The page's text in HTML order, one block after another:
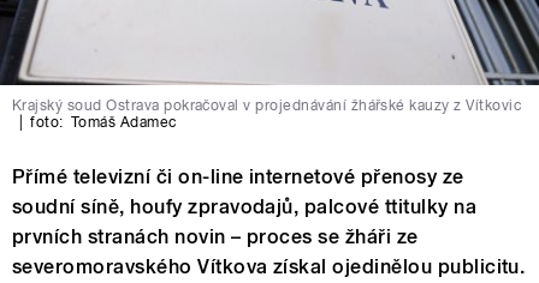
Krajský soud Ostrava pokračoval v projednávání žhářské kauzy z Vítkovic
foto: Tomáš Adamec
Přímé televizní či on-line internetové přenosy ze
soudní síně, houfy zpravodajů, palcové ttitulky na
prvních stranách novin – proces se žháři ze
severomoravského Vítkova získal ojedinělou publicitu.